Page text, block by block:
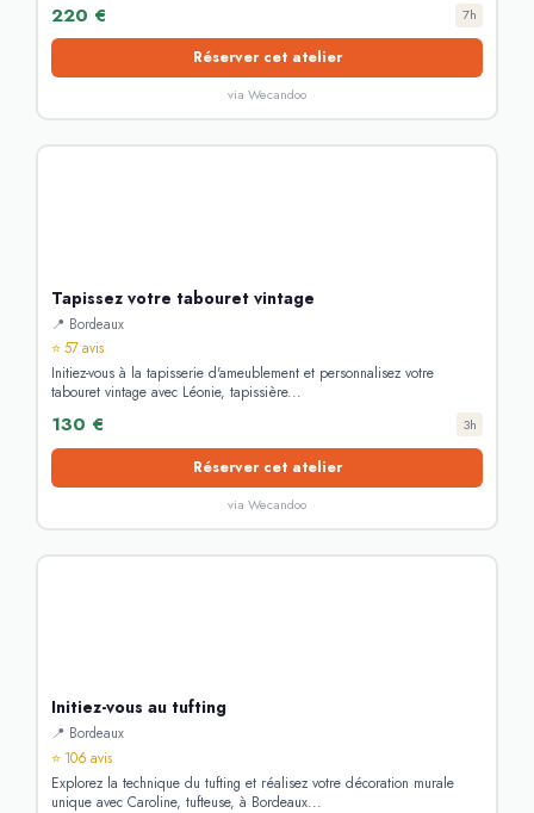
220 € 7h
Réserver cet atelier
via Wecandoo
Tapissez votre tabouret vintage
📍 Bordeaux
⭐ 57 avis
Initiez-vous à la tapisserie d'ameublement et personnalisez votre
tabouret vintage avec Léonie, tapissière...
130 € 3h
Réserver cet atelier
via Wecandoo
Initiez-vous au tufting
📍 Bordeaux
⭐ 106 avis
Explorez la technique du tufting et réalisez votre décoration murale
unique avec Caroline, tufteuse, à Bordeaux...